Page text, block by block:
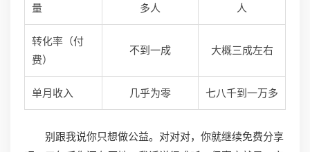
量
多人
人
转化率（付
费）
不到一成 大概三成左右
单月收入 几乎为零 七八千到一万多
别跟我说你只想做公益。对对对，你就继续免费分享